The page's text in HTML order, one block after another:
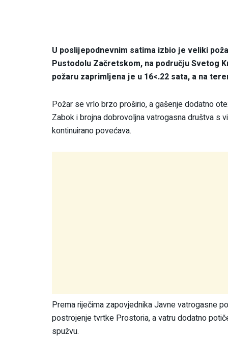
U poslijepodnevnim satima izbio je veliki
Pustodolu Začretskom, na području Svetog
požaru zaprimljena je u 16<.22 sata, a na
Požar se vrlo brzo proširio, a gašenje dodatno
Zabok i brojna dobrovoljna vatrogasna društva s
kontinuirano povećava.
Prema riječima zapovjednika Javne vatrogasne
postrojenje tvrtke Prostoria, a vatru dodatno
spužvu.